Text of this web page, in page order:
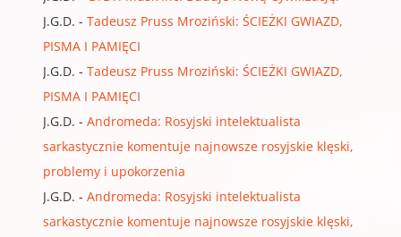
J.G.D. - Tadeusz Pruss Mroziński: ŚCIEŻKI GWIAZD,
PISMA I PAMIĘCI
J.G.D. - Tadeusz Pruss Mroziński: ŚCIEŻKI GWIAZD,
PISMA I PAMIĘCI
J.G.D. - Andromeda: Rosyjski intelektualista
sarkastycznie komentuje najnowsze rosyjskie klęski,
problemy i upokorzenia
J.G.D. - Andromeda: Rosyjski intelektualista
sarkastycznie komentuje najnowsze rosyjskie klęski,